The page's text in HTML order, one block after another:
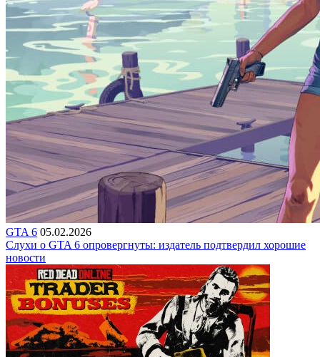
GTA 6 05.02.2026
Слухи о GTA 6 опровергнуты: издатель подтвердил хорошие
новости